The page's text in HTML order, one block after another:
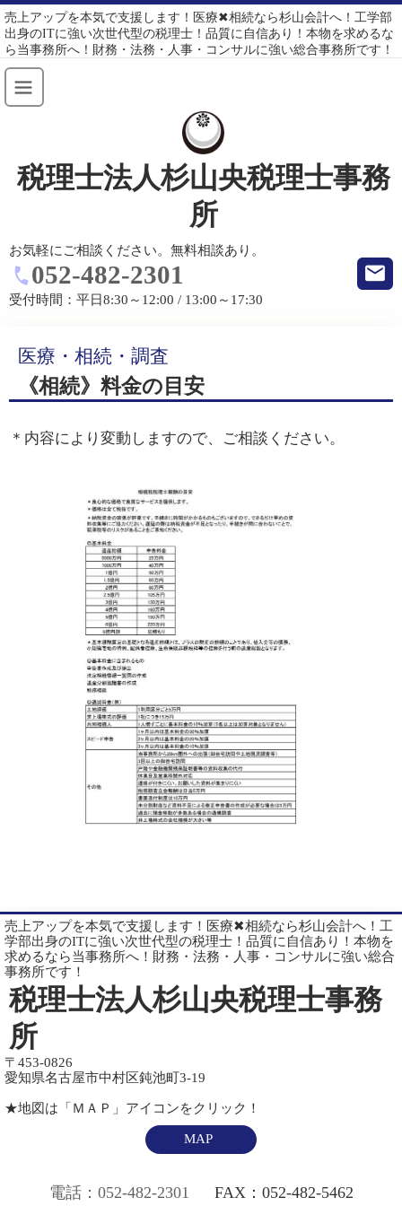
売上アップを本気で支援します！医療✖相続なら杉山会計へ！工学部
出身のITに強い次世代型の税理士！品質に自信あり！本物を求めるな
ら当事務所へ！財務・法務・人事・コンサルに強い総合事務所です！
税理士法人杉山央税理士事務
所
お気軽にご相談ください。無料相談あり。
052-482-2301
受付時間： 平日8:30～12:00 / 13:00～17:30
医療・相続・調査
《相続》料金の目安
＊内容により変動しますので、ご相談ください。
売上アップを本気で支援します！医療✖相続なら杉山会計へ！工
学部出身のITに強い次世代型の税理士！品質に自信あり！本物を
求めるなら当事務所へ！財務・法務・人事・コンサルに強い総合
事務所です！
税理士法人杉山央税理士事務
所
〒453-0826
愛知県名古屋市中村区鈍池町3-19
★地図は「ＭＡＰ」アイコンをクリック！
MAP
電話：052-482-2301 FAX：052-482-5462